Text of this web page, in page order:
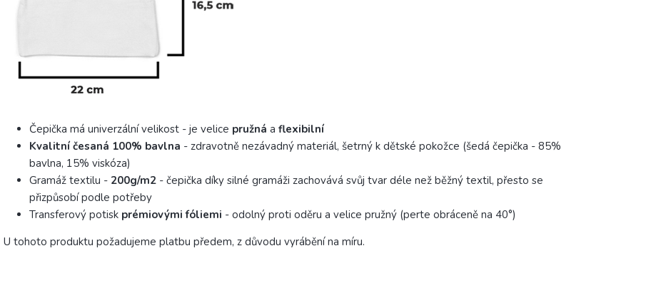
Čepička má univerzální velikost - je velice pružná a flexibilní
Kvalitní česaná 100% bavlna - zdravotně nezávadný materiál, šetrný k dětské pokožce (šedá čepička - 85%
bavlna, 15% viskóza)
Gramáž textilu - 200g/m2 - čepička díky silné gramáži zachovává svůj tvar déle než běžný textil, přesto se
přizpůsobí podle potřeby
Transferový potisk prémiovými fóliemi - odolný proti oděru a velice pružný (perte obráceně na 40°)
U tohoto produktu požadujeme platbu předem, z důvodu vyrábění na míru.